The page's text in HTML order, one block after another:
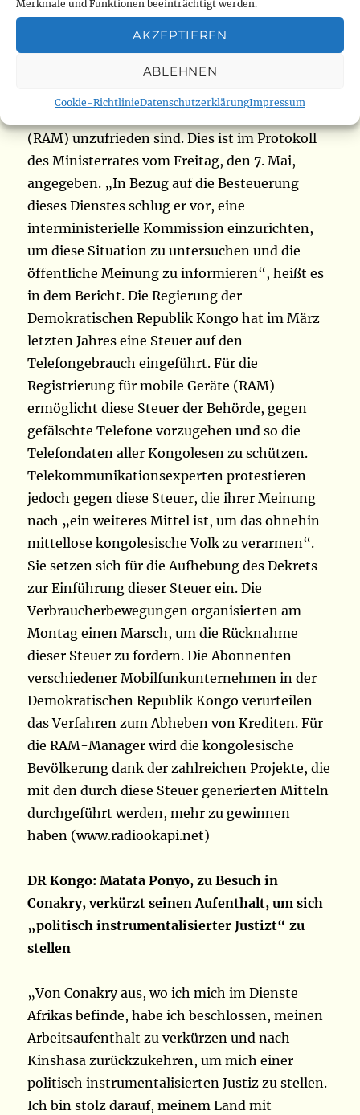
Merkmale und Funktionen beeinträchtigt werden.
AKZEPTIEREN
ABLEHNEN
Cookie-RichtlinieDatenschutzerklärungImpressum
Angelegenheiten stellte fest, dass die Nutzer
Telekommunikation im Kongo (ARPTC)
eingeleiteten Methoden zur Erhebung der
(RAM) unzufrieden sind. Dies ist im Protokoll
des Ministerrates vom Freitag, den 7. Mai,
angegeben. „In Bezug auf die Besteuerung
dieses Dienstes schlug er vor, eine
interministerielle Kommission einzurichten,
um diese Situation zu untersuchen und die
öffentliche Meinung zu informieren“, heißt es
in dem Bericht. Die Regierung der
Demokratischen Republik Kongo hat im März
letzten Jahres eine Steuer auf den
Telefongebrauch eingeführt. Für die
Registrierung für mobile Geräte (RAM)
ermöglicht diese Steuer der Behörde, gegen
gefälschte Telefone vorzugehen und so die
Telefondaten aller Kongolesen zu schützen.
Telekommunikationsexperten protestieren
jedoch gegen diese Steuer, die ihrer Meinung
nach „ein weiteres Mittel ist, um das ohnehin
mittellose kongolesische Volk zu verarmen“.
Sie setzen sich für die Aufhebung des Dekrets
zur Einführung dieser Steuer ein. Die
Verbraucherbewegungen organisierten am
Montag einen Marsch, um die Rücknahme
dieser Steuer zu fordern. Die Abonnenten
verschiedener Mobilfunkunternehmen in der
Demokratischen Republik Kongo verurteilen
das Verfahren zum Abheben von Krediten. Für
die RAM-Manager wird die kongolesische
Bevölkerung dank der zahlreichen Projekte, die
mit den durch diese Steuer generierten Mitteln
durchgeführt werden, mehr zu gewinnen
haben (www.radiookapi.net)
DR Kongo: Matata Ponyo, zu Besuch in
Conakry, verkürzt seinen Aufenthalt, um sich
„politisch instrumentalisierter Justizt“ zu
stellen
„Von Conakry aus, wo ich mich im Dienste
Afrikas befinde, habe ich beschlossen, meinen
Arbeitsaufenthalt zu verkürzen und nach
Kinshasa zurückzukehren, um mich einer
politisch instrumentalisierten Justiz zu stellen.
Ich bin stolz darauf, meinem Land mit